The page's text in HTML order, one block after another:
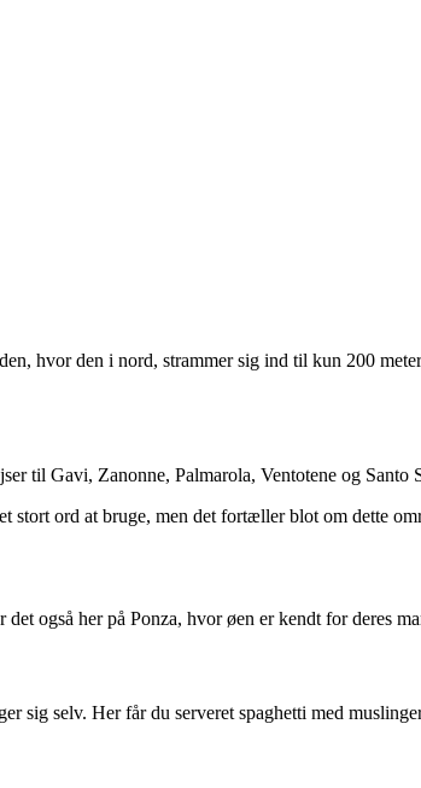
hvor den i nord, strammer sig ind til kun 200
til Gavi, Zanonne, Palmarola, Ventotene og Santo
ord at bruge, men det fortæller blot om dette
også her på Ponza, hvor øen er kendt for deres
sig selv. Her får du serveret spaghetti med